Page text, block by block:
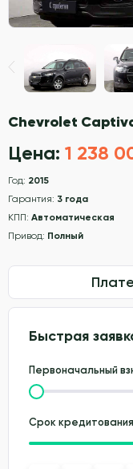
Chevrolet
Цена: 1 238
Год: 2015
Гарантия: 3 года
КПП: Автоматическая
Привод: Полный
Быстрая
Первоначальный
Срок кредитования